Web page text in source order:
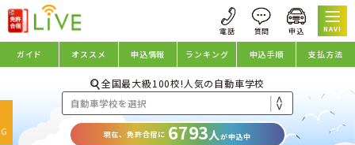
NAVI
ガイド オススメ 申込情報 ランキング 申込手順 支払方法
全国最大級100校!人気の自動車学校
現在、免許合宿に 6793人が申込中